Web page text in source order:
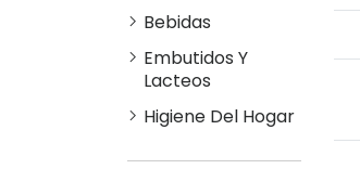
Bebidas
Embutidos Y
Lacteos
Higiene Del Hogar